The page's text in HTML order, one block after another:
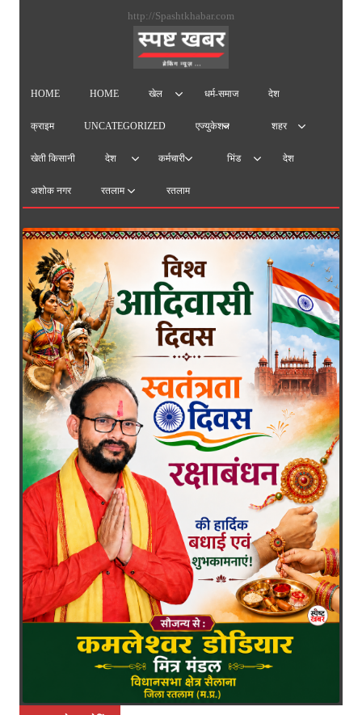
http://Spashtkhabar.com
HOME HOME खेल धर्म-समाज देश
क्राइम UNCATEGORIZED एज्युकेशन शहर
खेती किसानी देश कर्मचारी भिंड देश
अशोक नगर रतलाम रतलाम